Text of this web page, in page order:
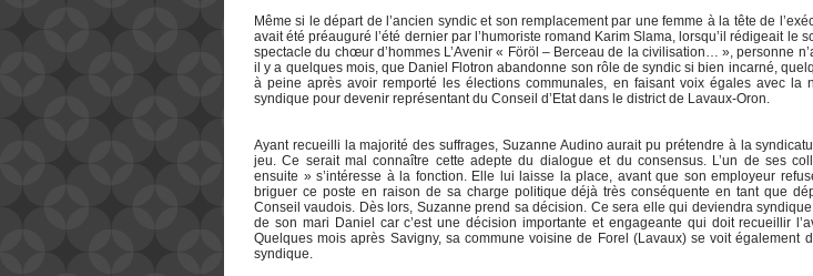
Même si le départ de l’ancien syndic et son remplacement par une femme à la tête de
avait été préauguré l’été dernier par l’humoriste romand Karim Slama, lorsqu’il rédigeait le
spectacle du chœur d’hommes L’Avenir « Föröl – Berceau de la civilisation… », personne
il y a quelques mois, que Daniel Flotron abandonne son rôle de syndic si bien incarné,
à peine après avoir remporté les élections communales, en faisant voix égales avec la
syndique pour devenir représentant du Conseil d’Etat dans le district de Lavaux-Oron.
Ayant recueilli la majorité des suffrages, Suzanne Audino aurait pu prétendre à la
jeu. Ce serait mal connaître cette adepte du dialogue et du consensus. L’un de ses
ensuite » s’intéresse à la fonction. Elle lui laisse la place, avant que son employeur
briguer ce poste en raison de sa charge politique déjà très conséquente en tant que
Conseil vaudois. Dès lors, Suzanne prend sa décision. Ce sera elle qui deviendra syndique.
de son mari Daniel car c’est une décision importante et engageante qui doit recueillir
Quelques mois après Savigny, sa commune voisine de Forel (Lavaux) se voit également
syndique.